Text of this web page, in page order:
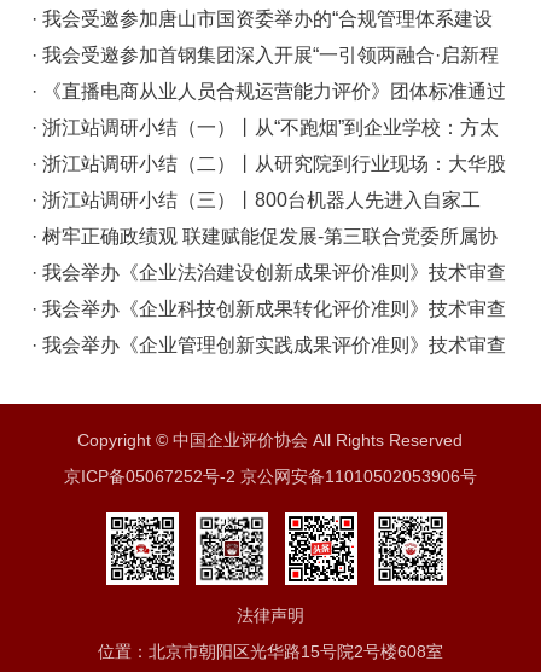
· 我会受邀参加唐山市国资委举办的“合规管理体系建设
与价值创造”专题研讨会
· 我会受邀参加首钢集团深入开展“一引领两融合·启新程
开新局”群众性主题实践活动现场交流会
· 《直播电商从业人员合规运营能力评价》团体标准通过
专家评审
· 浙江站调研小结（一）丨从“不跑烟”到企业学校：方太
如何把价值判断转化为创新能力
· 浙江站调研小结（二）丨从研究院到行业现场：大华股
份怎样把研发投入转化为产品？
· 浙江站调研小结（三）丨800台机器人先进入自家工
厂：海康威视如何在规模扩大后保持创新活力
· 树牢正确政绩观 联建赋能促发展-第三联合党委所属协
会商会开展联学共建主题党日活动
· 我会举办《企业法治建设创新成果评价准则》技术审查
会
· 我会举办《企业科技创新成果转化评价准则》技术审查
会
· 我会举办《企业管理创新实践成果评价准则》技术审查
Copyright © 中国企业评价协会 All Rights Reserved
京ICP备05067252号-2 京公网安备11010502053906号
法律声明
位置：北京市朝阳区光华路15号院2号楼608室